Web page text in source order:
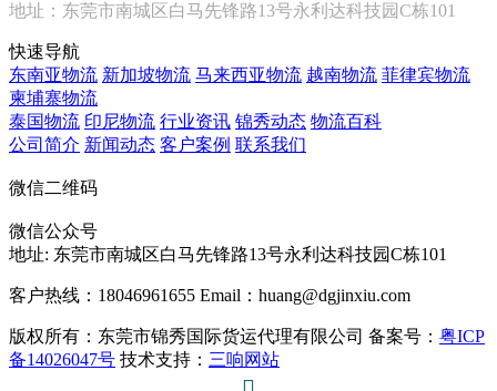
地址：东莞市南城区白马先锋路13号永利达科技园C栋101
快速导航
东南亚物流 新加坡物流 马来西亚物流 越南物流 菲律宾物流
柬埔寨物流
泰国物流 印尼物流 行业资讯 锦秀动态 物流百科
公司简介 新闻动态 客户案例 联系我们
微信二维码
微信公众号
地址: 东莞市南城区白马先锋路13号永利达科技园C栋101
客户热线：18046961655 Email：huang@dgjinxiu.com
版权所有：东莞市锦秀国际货运代理有限公司 备案号： 粤ICP
备14026047号 技术支持： 三响网站